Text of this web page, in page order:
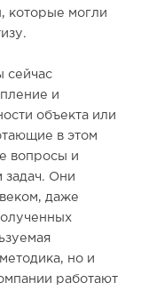
которые могли
сейчас
и
объекта или
в этом
вопросы и
задач. Они
даже
но и
работают